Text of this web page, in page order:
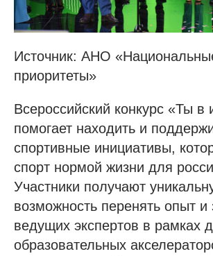
Источник: АНО
приоритеты»
Всероссийский конкурс «Ты в
помогает находить и
спортивные инициативы,
спорт нормой жизни для
Участники получают
возможность перенять опыт и
ведущих экспертов в рамках
образовательных